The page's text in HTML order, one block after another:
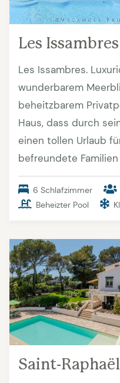
Les
Les Issambres.
wunderbarem
beheitzbarem
Haus, dass durch
einen tollen Urlaub
befreundete
6 Schlafzimmer
Beheizter Pool
Saint-